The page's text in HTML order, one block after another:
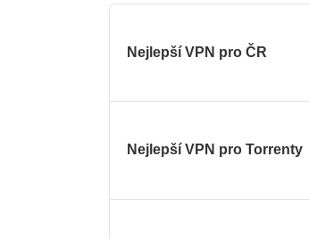
Nejlepší VPN pro ČR
Nejlepší VPN pro Torrenty